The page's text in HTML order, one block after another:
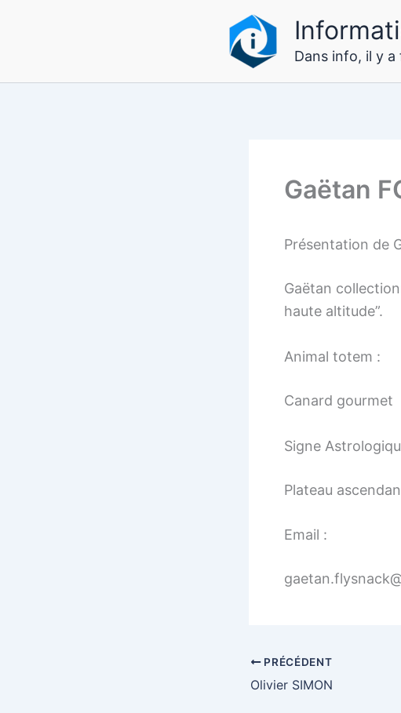
Dans info, il y a
Gaëtan
Présentation de
Gaëtan
haute altitude”.
Animal totem :
Canard gourmet
Signe
Plateau
Email :
PRÉCÉDENT
Olivier SIMON